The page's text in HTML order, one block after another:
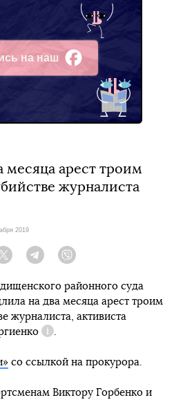
на наш
месяца арест троим
журналиста
2019
Twitter Telegram
районного суда
на два месяца арест троим
журналиста, активиста
Справка
.
со ссылкой на прокурора.
Виктору Горбенко и